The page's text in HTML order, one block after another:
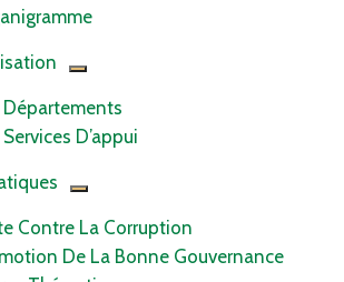
Départements
Services D’appui
Contre La Corruption
De La Bonne Gouvernance